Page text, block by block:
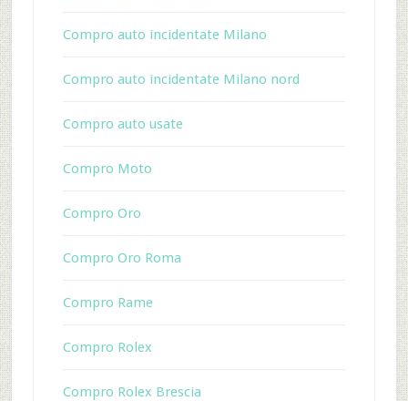
Compro auto incidentate Milano
Compro auto incidentate Milano nord
Compro auto usate
Compro Moto
Compro Oro
Compro Oro Roma
Compro Rame
Compro Rolex
Compro Rolex Brescia